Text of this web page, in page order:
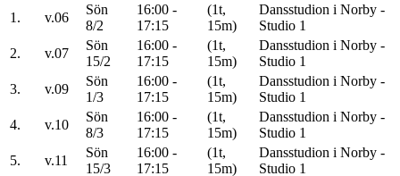
1.
v.06
Sön
8/2
16:00 -
17:15
(1t,
15m)
Dansstudion i Norby -
Studio 1
2.
v.07
Sön
15/2
16:00 -
17:15
(1t,
15m)
Dansstudion i Norby -
Studio 1
3.
v.09
Sön
1/3
16:00 -
17:15
(1t,
15m)
Dansstudion i Norby -
Studio 1
4.
v.10
Sön
8/3
16:00 -
17:15
(1t,
15m)
Dansstudion i Norby -
Studio 1
5.
v.11
Sön
15/3
16:00 -
17:15
(1t,
15m)
Dansstudion i Norby -
Studio 1